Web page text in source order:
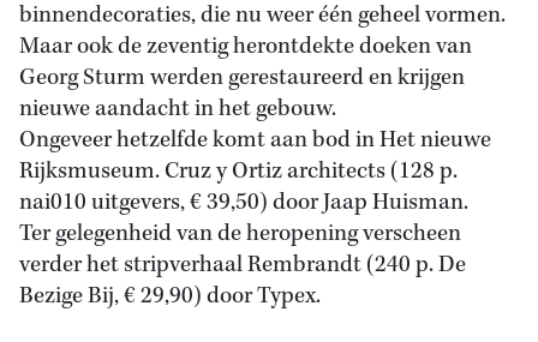
binnendecoraties, die nu weer één geheel vormen.
Maar ook de zeventig herontdekte doeken van
Georg Sturm werden gerestaureerd en krijgen
nieuwe aandacht in het gebouw.
Ongeveer hetzelfde komt aan bod in Het nieuwe
Rijksmuseum. Cruz y Ortiz architects (128 p.
nai010 uitgevers, € 39,50) door Jaap Huisman.
Ter gelegenheid van de heropening verscheen
verder het stripverhaal Rembrandt (240 p. De
Bezige Bij, € 29,90) door Typex.